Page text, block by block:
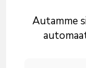
Autamme